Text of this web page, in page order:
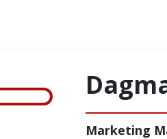
Marketing